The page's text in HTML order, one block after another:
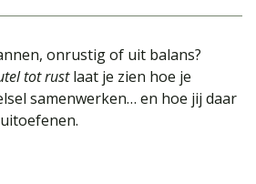
onrustig of uit balans?
tot rustlaat je zien hoe je
samenwerken… en hoe jij daar